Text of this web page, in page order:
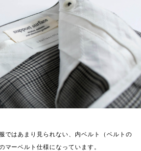
ではあまり見られない、内ベルト（ベルトの
マーベルト仕様になっています。